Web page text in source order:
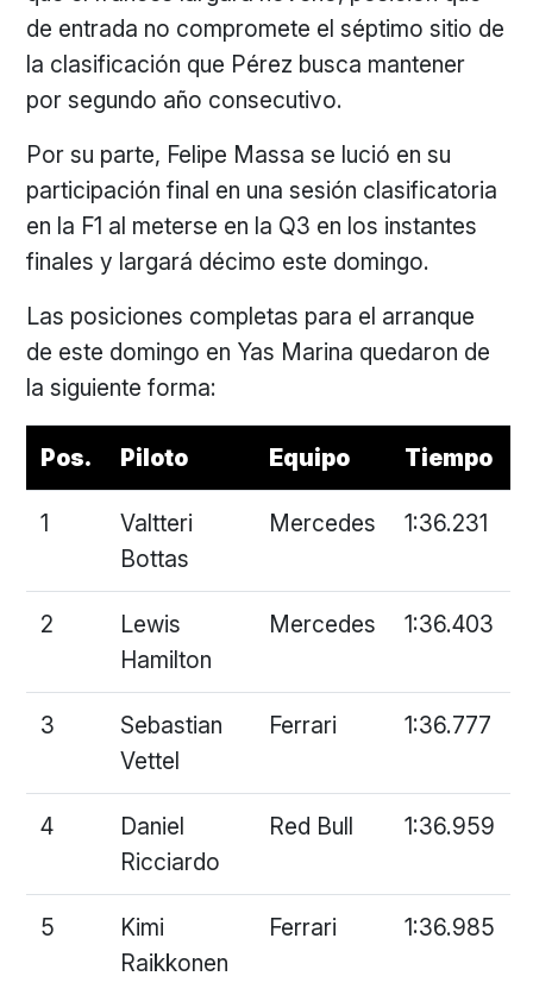
de entrada no compromete el séptimo sitio de
la clasificación que Pérez busca mantener
por segundo año consecutivo.
Por su parte, Felipe Massa se lució en su
participación final en una sesión clasificatoria
en la F1 al meterse en la Q3 en los instantes
finales y largará décimo este domingo.
Las posiciones completas para el arranque
de este domingo en Yas Marina quedaron de
la siguiente forma:
Pos. Piloto Equipo Tiempo
1
Valtteri
Bottas
Mercedes 1:36.231
2
Lewis
Hamilton
Mercedes 1:36.403
3
Sebastian
Vettel
Ferrari 1:36.777
4
Daniel
Ricciardo
Red Bull 1:36.959
5
Kimi
Raikkonen
Ferrari 1:36.985